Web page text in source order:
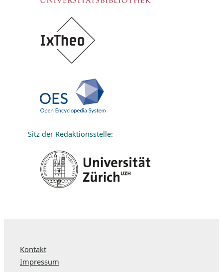
Sitz der Redaktionsstelle:
Kontakt
Impressum